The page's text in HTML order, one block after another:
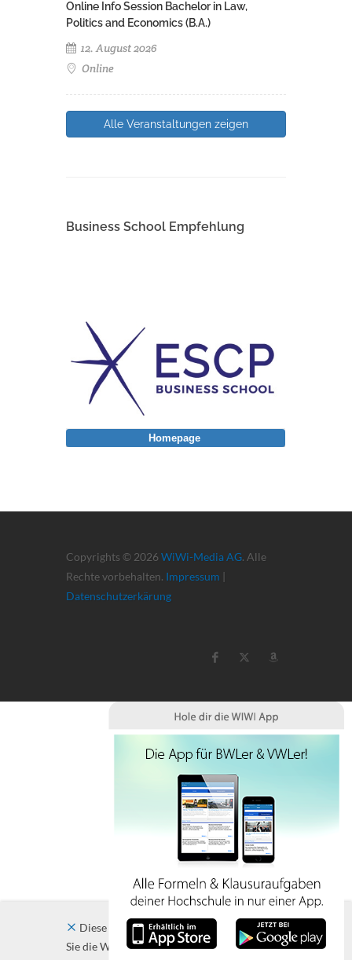
Online Info Session Bachelor in Law,
Politics and Economics (B.A.)
12. August 2026
Online
Alle Veranstaltungen zeigen
Business School Empfehlung
Copyrights © 2026 WiWi-Media AG. Alle
Rechte vorbehalten. Impressum |
Datenschutzerkärung
Diese Website verwendet Cookies. Indem
Sie die Website und ihre Angebote nutzen
Homepage